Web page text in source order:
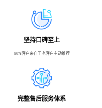
坚持口碑至上
80%客户来自于老客户主动推荐
完整售后服务体系